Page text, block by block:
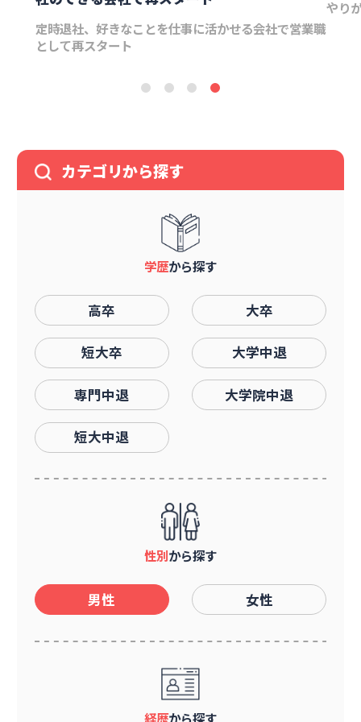
やりがいを持てる会社への就職と、結婚の両方を実現
カテゴリから探す
学歴から探す
高卒 大卒
短大卒 大学中退
専門中退 大学院中退
短大中退
性別から探す
男性 女性
経歴から探す